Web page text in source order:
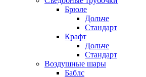
Брюле
Дольче
Стандарт
Крафт
Дольче
Стандарт
Воздушные шары
Баблс